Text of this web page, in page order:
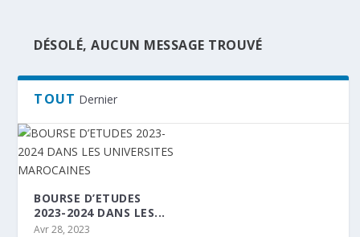
DÉSOLÉ, AUCUN MESSAGE TROUVÉ
TOUT Dernier
BOURSE D’ETUDES
2023-2024 DANS LES...
Avr 28, 2023